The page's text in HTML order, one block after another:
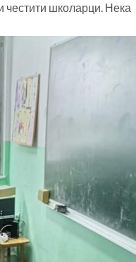
честити школарци. Нека